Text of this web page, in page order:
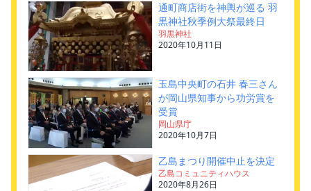
通町商店街を神輿が巡る 羽
黒神社秋季例大祭最終日
羽黒神社
2020年10月11日
玉島中央町の石井 春三さん
が岡山県知事から功労賞を
受賞
岡山県庁
2020年10月7日
乙島まつり開催中止を決定
乙島コミュニティハウス
2020年8月26日